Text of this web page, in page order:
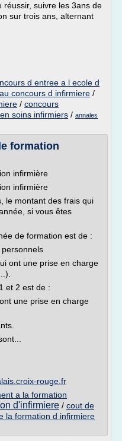
réussir, suivre les 3ans de
sur trois ans, alternant
d entree a l ecole d
concours d infirmiere /
/ concours
soins infirmiers / annales
formation
infirmière
infirmière
le montant des frais qui
si vous êtes
de formation est de :
ont une prise en charge
et 2 est de :
une prise en charge
rouge.fr
a la formation
d'infirmiere / cout de
la formation d infirmiere